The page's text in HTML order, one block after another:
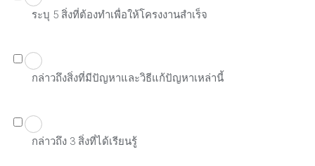
ระบุ 5 สิ่งที่ต้องทำเพื่อให้โครงงานสำเร็จ
กล่าวถึงสิ่งที่มีปัญหาและวิธีแก้ปัญหาเหล่านี้
กล่าวถึง 3 สิ่งที่ได้เรียนรู้